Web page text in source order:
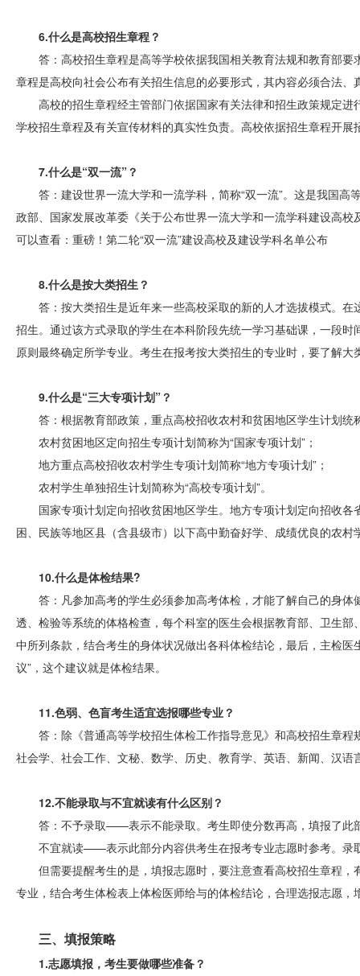
6.什么是高校招生章程？
答：高校招生章程是高等学校依据我国相关教育法规和教育部
章程是高校向社会公布有关招生信息的必要形式，其内容必须合法、
高校的招生章程经主管部门依据国家有关法律和招生政策规定
学校招生章程及有关宣传材料的真实性负责。高校依据招生章程开展
7.什么是“双一流”？
答：建设世界一流大学和一流学科，简称“双一流”。这是我国高
政部、国家发展改革委《关于公布世界一流大学和一流学科建设高
可以查看：重磅！第二轮“双一流”建设高校及建设学科名单公布
8.什么是按大类招生？
答：按大类招生是近年来一些高校采取的新的人才选拔模式。
招生。通过该方式录取的学生在本科阶段先统一学习基础课，一段
原则最终确定所学专业。考生在报考按大类招生的专业时，要了解
9.什么是“三大专项计划”？
答：根据教育部政策，重点高校招收农村和贫困地区学生计划统
农村贫困地区定向招生专项计划简称为“国家专项计划”；
地方重点高校招收农村学生专项计划简称“地方专项计划”；
农村学生单独招生计划简称为“高校专项计划”。
国家专项计划定向招收贫困地区学生。地方专项计划定向招收
困、民族等地区县（含县级市）以下高中勤奋好学、成绩优良的农村
10.什么是体检结果?
答：凡参加高考的学生必须参加高考体检，才能了解自己的身
透、检验等系统的体格检查，每个科室的医生会根据教育部、卫生
中所列条款，结合考生的身体状况做出各科体检结论，最后，主检
议”，这个建议就是体检结果。
11.色弱、色盲考生适宜选报哪些专业？
答：除《普通高等学校招生体检工作指导意见》和高校招生章
社会学、社会工作、文秘、数学、历史、教育学、英语、新闻、汉
12.不能录取与不宜就读有什么区别？
答：不予录取——表示不能录取。考生即使分数再高，填报了此
不宜就读——表示此部分内容供考生在报考专业志愿时参考。录
但需要提醒考生的是，填报志愿时，要注意查看高校招生章程
专业，结合考生体检表上体检医师给与的体检结论，合理选报志愿，
三、填报策略
1.志愿填报，考生要做哪些准备？